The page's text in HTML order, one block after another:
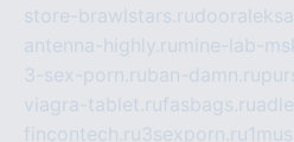
store-brawlstars.ru
antenna-highly.ru mine-lab-
3-sex-porn.ruban-damn.ru
viagra-tablet.rufasbags.ru
fincontech.ru3sexporn.ru